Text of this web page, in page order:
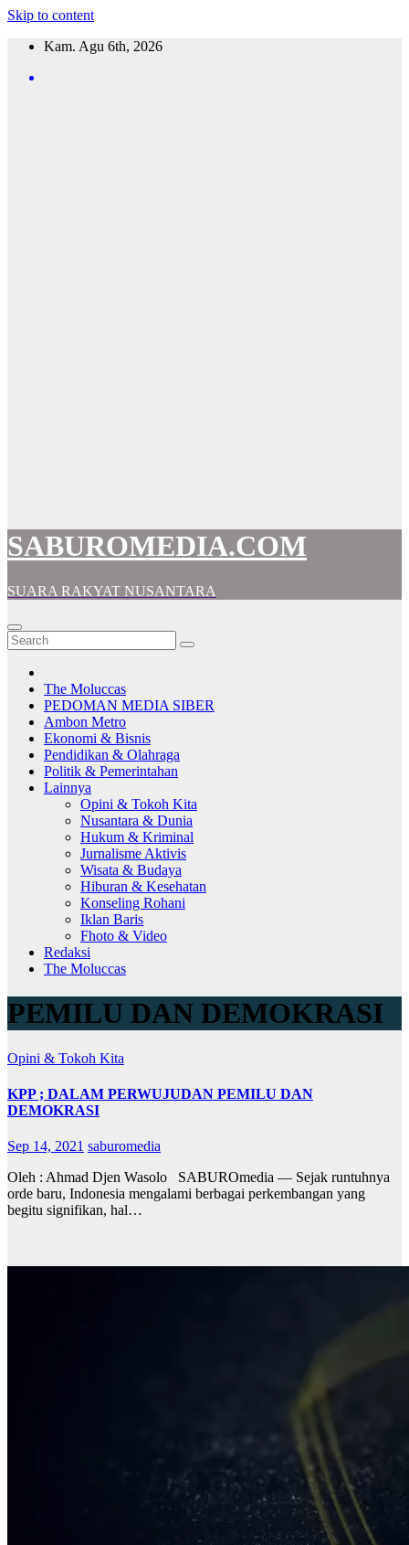
Skip to content
Kam. Agu 6th, 2026
SABUROMEDIA.COM
SUARA RAKYAT NUSANTARA
The Moluccas
PEDOMAN MEDIA SIBER
Ambon Metro
Ekonomi & Bisnis
Pendidikan & Olahraga
Politik & Pemerintahan
Lainnya
Opini & Tokoh Kita
Nusantara & Dunia
Hukum & Kriminal
Jurnalisme Aktivis
Wisata & Budaya
Hiburan & Kesehatan
Konseling Rohani
Iklan Baris
Fhoto & Video
Redaksi
The Moluccas
PEMILU DAN DEMOKRASI
Opini & Tokoh Kita
KPP ; DALAM PERWUJUDAN PEMILU DAN
DEMOKRASI
Sep 14, 2021 saburomedia
Oleh : Ahmad Djen Wasolo SABUROmedia — Sejak runtuhnya
orde baru, Indonesia mengalami berbagai perkembangan yang
begitu signifikan, hal…